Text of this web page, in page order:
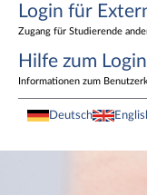
Login für
Zugang für Studierende
Hilfe zum Login
Informationen zum
Deutsch